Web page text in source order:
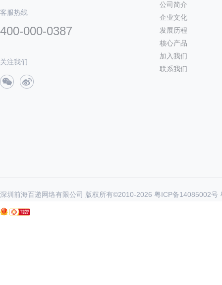
客服热线
400-000-0387
关注我们
公司简介
企业文化
发展历程
核心产品
加入我们
联系我们
深圳前海百递网络有限公司 版权所有©2010-2026 粤ICP备14085002号